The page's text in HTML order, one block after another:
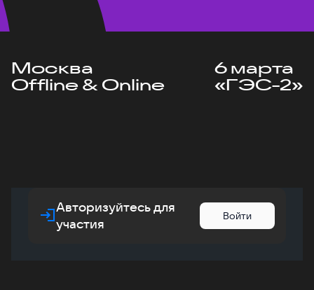
Москва
Offline & Online
6 марта
«ГЭС-2»
Авторизуйтесь для
участия
Войти